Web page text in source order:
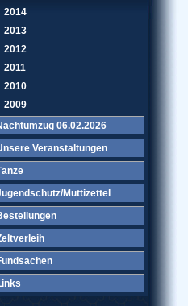
2014
2013
2012
2011
2010
2009
06.02.2026
Veranstaltungen
Muttizettel